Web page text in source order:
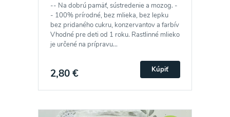
-- Na dobrú pamäť, sústredenie a mozog. -
- 100% prírodné, bez mlieka, bez lepku
bez pridaného cukru, konzervantov a farbív
Vhodné pre deti od 1 roku. Rastlinné mlieko
je určené na prípravu...
2,80 € Kúpiť